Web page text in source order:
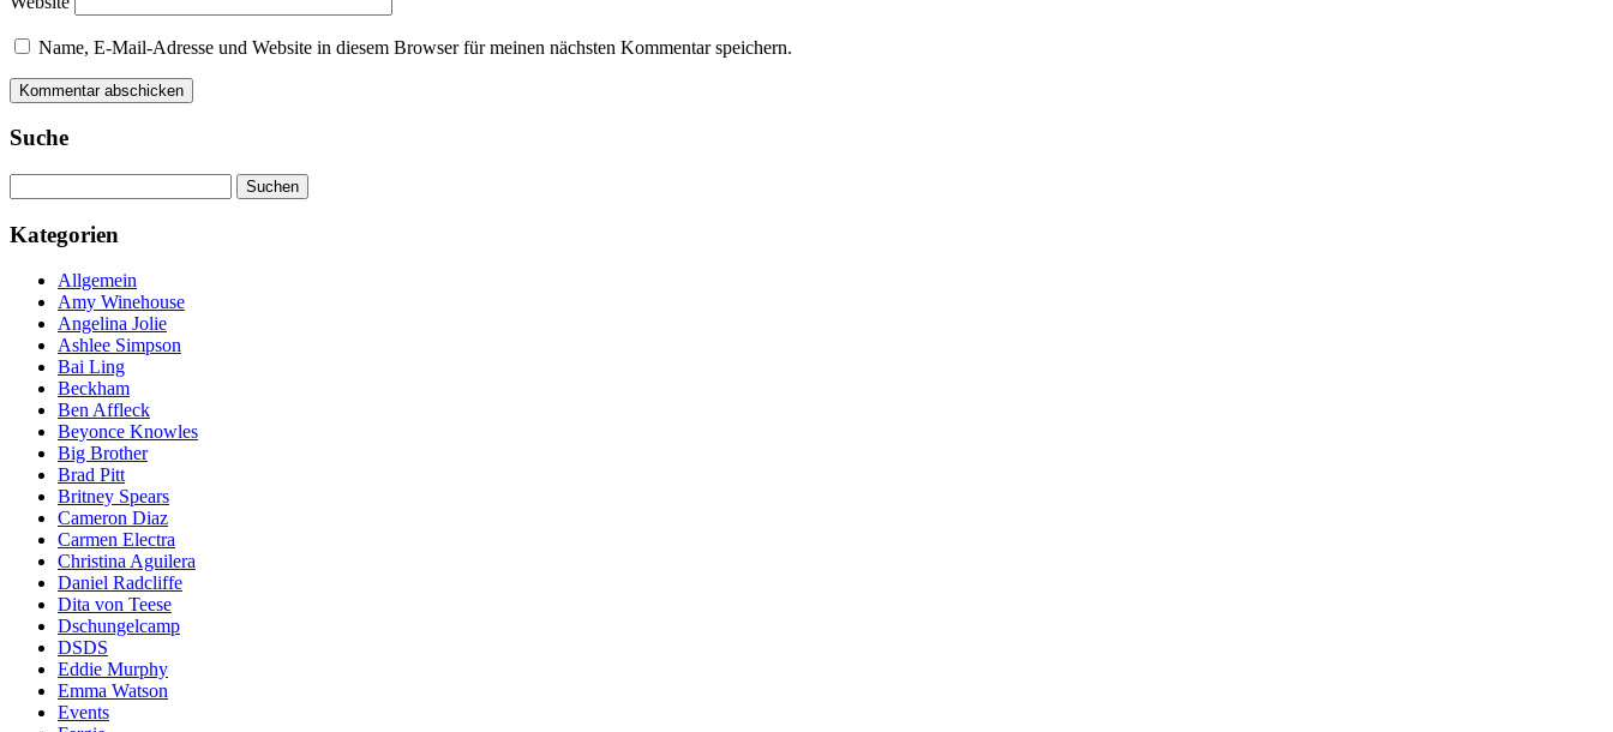
Name, E-Mail-Adresse und Website in diesem Browser für meinen nächsten Kommentar speichern.
Suche
nach:
Kategorien
Allgemein
Amy Winehouse
Angelina Jolie
Ashlee Simpson
Bai Ling
Beckham
Ben Affleck
Beyonce Knowles
Big Brother
Brad Pitt
Britney Spears
Cameron Diaz
Carmen Electra
Christina Aguilera
Daniel Radcliffe
Dita von Teese
Dschungelcamp
DSDS
Eddie Murphy
Emma Watson
Events